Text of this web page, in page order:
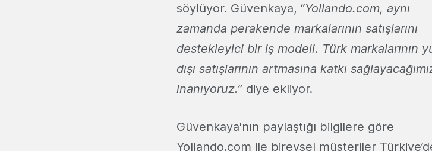
söylüyor. Güvenkaya, “Yollando.com, aynı
zamanda perakende markalarının satışlarını
destekleyici bir iş modeli. Türk markalarının
dışı satışlarının artmasına katkı
inanıyoruz.” diye ekliyor.
Güvenkaya'nın paylaştığı bilgilere göre
Yollando.com ile bireysel müşteriler